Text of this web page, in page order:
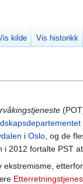
i Oslo , og de
2012 fortalte PST
kilde Vis historikk